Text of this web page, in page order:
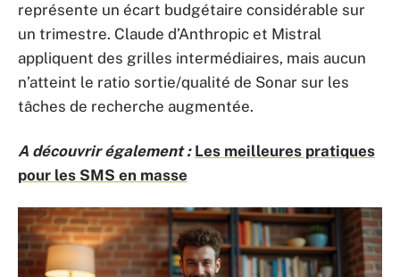
représente un écart budgétaire considérable sur
un trimestre. Claude d’Anthropic et Mistral
appliquent des grilles intermédiaires, mais aucun
n’atteint le ratio sortie/qualité de Sonar sur les
tâches de recherche augmentée.
A découvrir également : Les meilleures pratiques
pour les SMS en masse